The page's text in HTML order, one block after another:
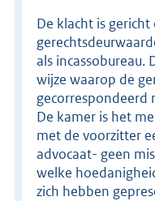
De klacht is
als incassobureau.
wijze waarop de
gecorrespondeerd
De kamer is het
met de voorzitter
advocaat- geen
welke
zich hebben